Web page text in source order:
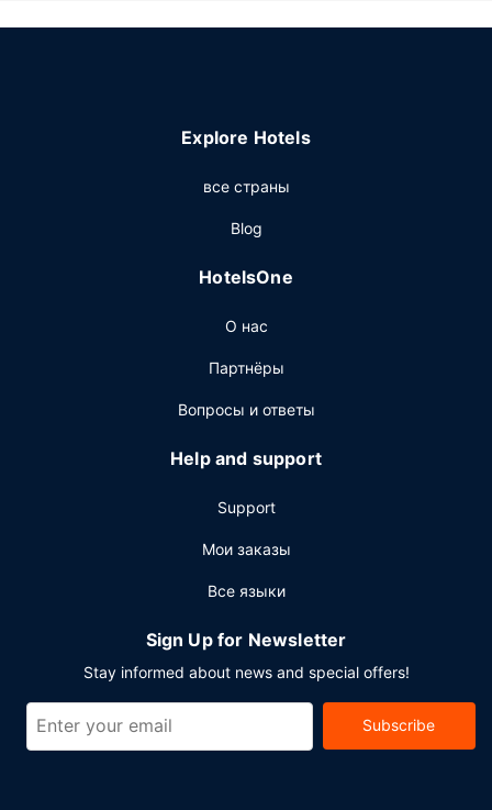
услуги консьержа. Этот отель предоставляет
предлагающий легкие закуск. Этот отель также
расписанию). Загляните в бар/лаунж и утолите жажду
своим любимым напитком.
Для удобства гостей предоставляется следующее:
химчистка или прачечная, круглосуточная работа
стойки регистрации и хранение багажа. Отель
встреч и мероприятий. Услуга встречи на вокзале
обеспечивается бесплатно.
Explore Hotels
все страны
Blog
HotelsOne
О нас
Партнёры
Вопросы и ответы
Help and support
Support
Мои заказы
Все языки
Sign Up for Newsletter
Stay informed about news and special offers!
Subscribe